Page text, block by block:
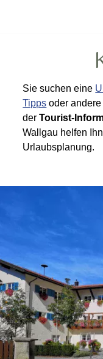
Sie suchen eine
Tipps oder
derTourist-
Wallgau helfen
Urlaubsplanung.